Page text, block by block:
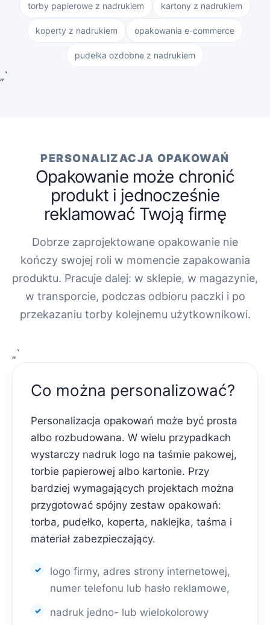
torby papierowe z nadrukiem kartony z nadrukiem
koperty z nadrukiem opakowania e-commerce
pudełka ozdobne z nadrukiem
„`
PERSONALIZACJA OPAKOWAŃ
Opakowanie może chronić
produkt i jednocześnie
reklamować Twoją firmę
Dobrze zaprojektowane opakowanie nie
kończy swojej roli w momencie zapakowania
produktu. Pracuje dalej: w sklepie, w magazynie,
w transporcie, podczas odbioru paczki i po
przekazaniu torby kolejnemu użytkownikowi.
„`
Co można personalizować?
Personalizacja opakowań może być prosta
albo rozbudowana. W wielu przypadkach
wystarczy nadruk logo na taśmie pakowej,
torbie papierowej albo kartonie. Przy
bardziej wymagających projektach można
przygotować spójny zestaw opakowań:
torba, pudełko, koperta, naklejka, taśma i
materiał zabezpieczający.
logo firmy, adres strony internetowej,
numer telefonu lub hasło reklamowe,
nadruk jedno- lub wielokolorowy